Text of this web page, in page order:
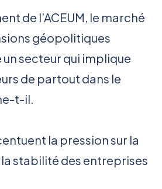
de l’ACEUM, le marché
géopolitiques
secteur qui implique
de partout dans le
t-il.
la pression sur la
stabilité des entreprises